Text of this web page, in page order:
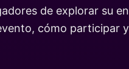
de explorar su
cómo participar